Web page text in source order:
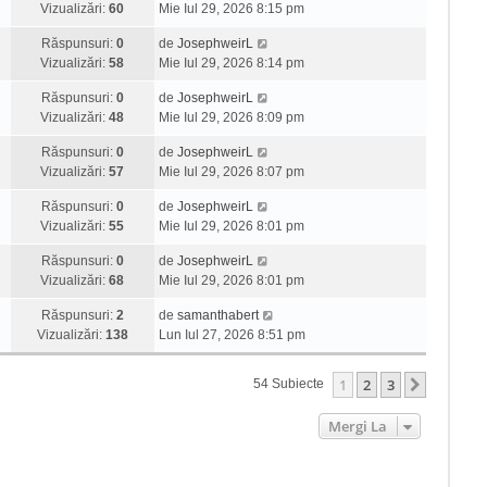
Vizualizări:60
Mie Iul 29, 2026 8:15 pm
Răspunsuri: 0
Vizualizări:58
de JosephweirL
Mie Iul 29, 2026 8:14 pm
Răspunsuri: 0
Vizualizări:48
de JosephweirL
Mie Iul 29, 2026 8:09 pm
Răspunsuri: 0
Vizualizări:57
de JosephweirL
Mie Iul 29, 2026 8:07 pm
Răspunsuri: 0
Vizualizări:55
de JosephweirL
Mie Iul 29, 2026 8:01 pm
Răspunsuri: 0
Vizualizări:68
de JosephweirL
Mie Iul 29, 2026 8:01 pm
Răspunsuri: 2
Vizualizări: 138
de samanthabert
Lun Iul 27, 2026 8:51 pm
54 Subiecte 1 2 3
Mergi La